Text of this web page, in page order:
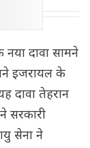
दावा सामने
इजरायल के
दावा तेहरान
सरकारी
सेना ने